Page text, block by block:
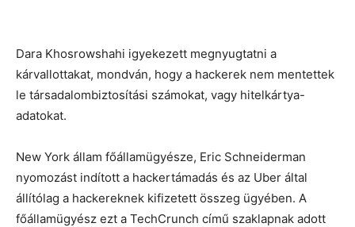
Dara Khosrowshahi igyekezett megnyugtatni a
kárvallottakat, mondván, hogy a hackerek nem mentettek
le társadalombiztosítási számokat, vagy hitelkártya-
adatokat.
New York állam főállamügyésze, Eric Schneiderman
nyomozást indított a hackertámadás és az Uber által
állítólag a hackereknek kifizetett összeg ügyében. A
főállamügyész ezt a TechCrunch című szaklapnak adott